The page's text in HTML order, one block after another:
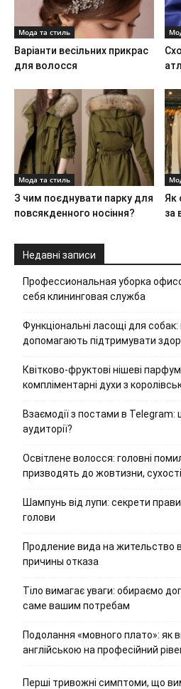
Мода та стиль
Варіанти весільних прикрас
для волосся
Мода та стиль
З чим поєднувати парку для
повсякденного носіння?
Як
за
Недавні записи
Профессиональная уборка
себя клининговая служба
Функціональні ласощі для
допомагають підтримувати
Квітково-фруктові нішеві
компліментарні духи з
Взаємодії з постами в Telegram:
аудиторії?
Освітлене волосся: головні
призводять до жовтизни,
Шампунь від лупи: секрети
голови
Продление вида на жительство
причины отказа
Тіло вимагає уваги: обираємо
саме вашим потребам
Подолання «мовного плато»: як
англійською на професійний
Перші тривожні симптоми, що